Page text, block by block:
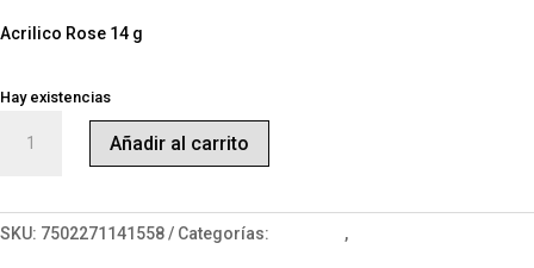
Acrilico Rose 14 g
Hay existencias
Rose
cantidad
Añadir al carrito
SKU: 7502271141558 Categorías: ,